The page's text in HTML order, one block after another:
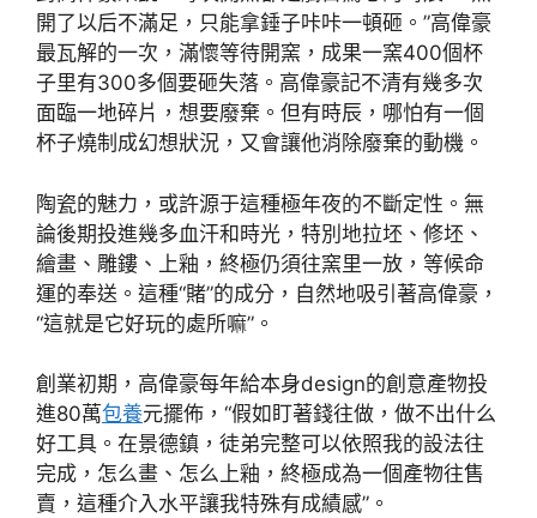
開了以后不滿足，只能拿錘子咔咔一頓砸。”高偉豪
最瓦解的一次，滿懷等待開窯，成果一窯400個杯
子里有300多個要砸失落。高偉豪記不清有幾多次
面臨一地碎片，想要廢棄。但有時辰，哪怕有一個
杯子燒制成幻想狀況，又會讓他消除廢棄的動機。
陶瓷的魅力，或許源于這種極年夜的不斷定性。無
論後期投進幾多血汗和時光，特別地拉坯、修坯、
繪畫、雕鏤、上釉，終極仍須往窯里一放，等候命
運的奉送。這種“賭”的成分，自然地吸引著高偉豪，
“這就是它好玩的處所嘛”。
創業初期，高偉豪每年給本身design的創意產物投
進80萬包養元擺佈，“假如盯著錢往做，做不出什么
好工具。在景德鎮，徒弟完整可以依照我的設法往
完成，怎么畫、怎么上釉，終極成為一個產物往售
賣，這種介入水平讓我特殊有成績感”。